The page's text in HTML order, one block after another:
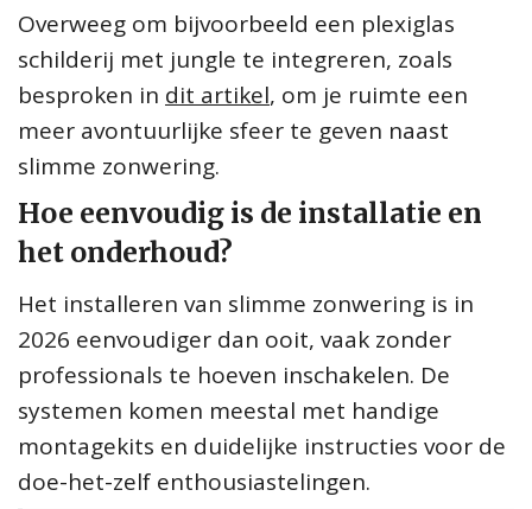
Overweeg om bijvoorbeeld een plexiglas
schilderij met jungle te integreren, zoals
besproken in dit artikel, om je ruimte een
meer avontuurlijke sfeer te geven naast
slimme zonwering.
Hoe eenvoudig is de installatie en
het onderhoud?
Het installeren van slimme zonwering is in
2026 eenvoudiger dan ooit, vaak zonder
professionals te hoeven inschakelen. De
systemen komen meestal met handige
montagekits en duidelijke instructies voor de
doe-het-zelf enthousiastelingen.